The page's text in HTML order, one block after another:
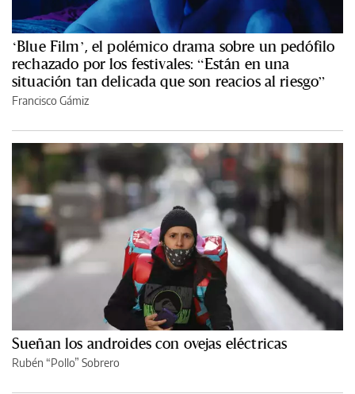
‘Blue Film’, el polémico drama sobre un pedófilo
rechazado por los festivales: “Están en una
situación tan delicada que son reacios al riesgo”
Francisco Gámiz
Sueñan los androides con ovejas eléctricas
Rubén “Pollo” Sobrero